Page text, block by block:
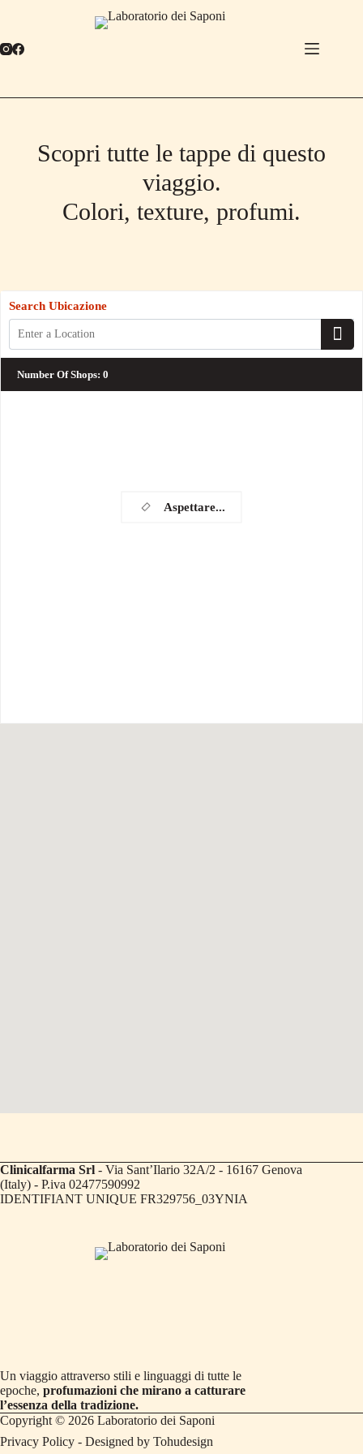
Scopri tutte le tappe di questo
viaggio.
Colori, texture, profumi.
Aspettare...
Search Ubicazione
Number Of Shops: 0
Clinicalfarma Srl - Via Sant’Ilario 32A/2 - 16167 Genova
(Italy) - P.iva 02477590992
IDENTIFIANT UNIQUE FR329756_03YNIA
Un viaggio attraverso stili e linguaggi di tutte le
epoche, profumazioni che mirano a catturare
l’essenza della tradizione.
Copyright © 2026 Laboratorio dei Saponi
Privacy Policy - Designed by Tohudesign